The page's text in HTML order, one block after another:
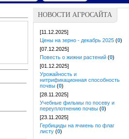
НОВОСТИ АГРОСАЙТА
[11.12.2025]
Цены на зерно - декабрь 2025 (0)
[07.12.2025]
Повесть о жижни растений (0)
[01.12.2025]
Урожайность и
нитрификационная способность
почвы (0)
[28.11.2025]
Учебные фильмы по посеву и
переуплотнению почвы (0)
[23.11.2025]
Гербициды на ячмень по флаг
листу (0)